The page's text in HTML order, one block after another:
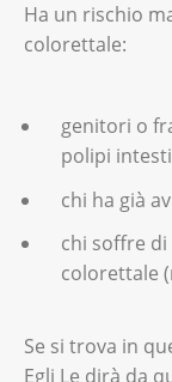
Ha un rischio
colorettale:
genitori o
polipi
chi ha già
chi soffre
colorettale
Se si trova in
Egli Le dirà da